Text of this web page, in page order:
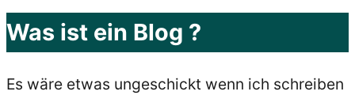
Was ist ein Blog ?
Es wäre etwas ungeschickt wenn ich schreiben